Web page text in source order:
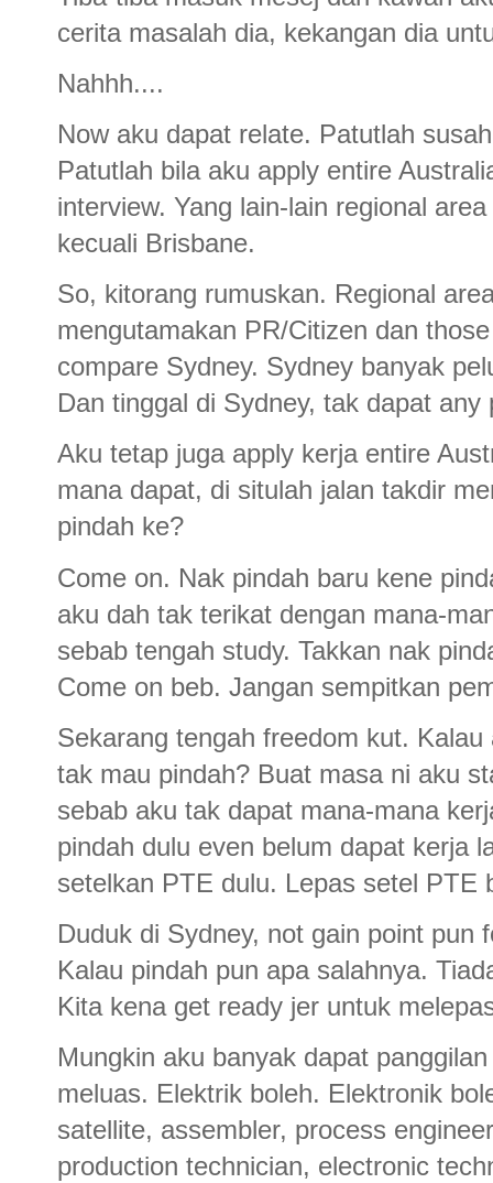
cerita masalah dia, kekangan dia
Nahhh....
Now aku dapat relate. Patutlah
Patutlah bila aku apply entire
interview. Yang lain-lain regional
kecuali Brisbane.
So, kitorang rumuskan. Regional
mengutamakan PR/Citizen dan
compare Sydney. Sydney banyak
Dan tinggal di Sydney, tak dapat any
Aku tetap juga apply kerja entire
mana dapat, di situlah jalan takdir
pindah ke?
Come on. Nak pindah baru kene
aku dah tak terikat dengan mana-
sebab tengah study. Takkan nak
Come on beb. Jangan sempitkan
Sekarang tengah freedom kut.
tak mau pindah? Buat masa ni aku
sebab aku tak dapat mana-mana
pindah dulu even belum dapat kerja
setelkan PTE dulu. Lepas setel PTE
Duduk di Sydney, not gain point pun
Kalau pindah pun apa salahnya.
Kita kena get ready jer untuk
Mungkin aku banyak dapat
meluas. Elektrik boleh. Elektronik
satellite, assembler, process
production technician, electronic